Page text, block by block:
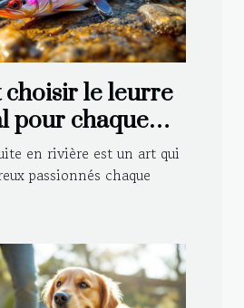
choisir le leurre
pour chaque
?
en rivière est un art qui
passionnés chaque